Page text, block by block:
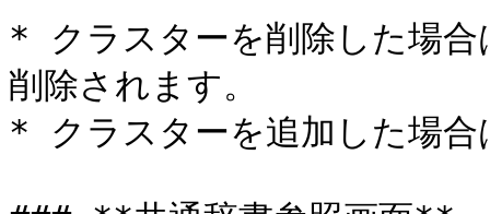
* クラスターを削除した場合
削除されます。
* クラスターを追加した場合